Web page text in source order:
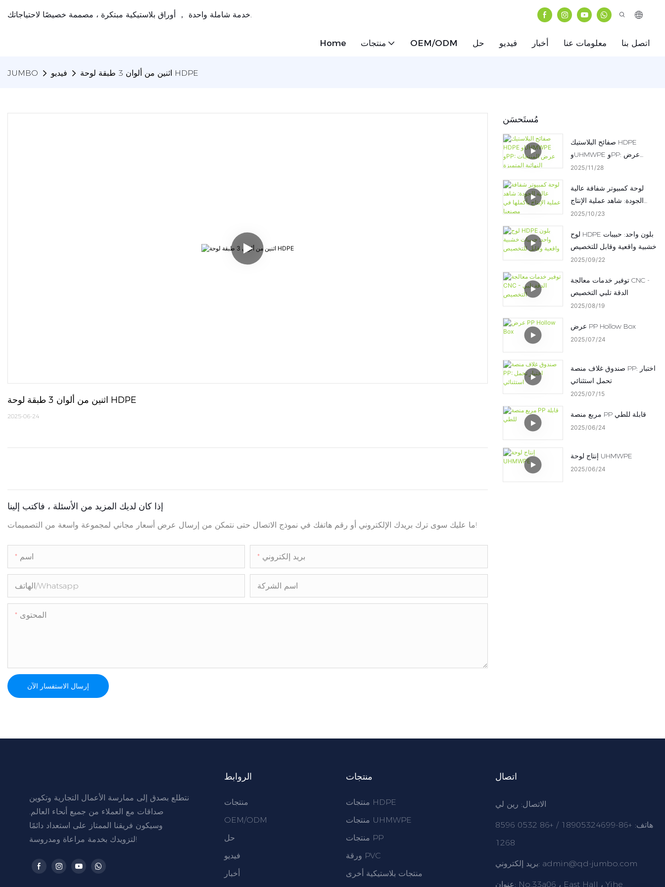
خدمة شاملة واحدة ， أوراق بلاستيكية مبتكرة ، مصممة خصيصًا لاحتياجاتك.
Home منتجات OEM/ODM حل فيديو أخبار معلومات عنا اتصل بنا
JUMBO فيديو اثنين من ألوان 3 طبقة لوحة HDPE
اثنين من ألوان 3 طبقة لوحة HDPE
2025-06-24
إذا كان لديك المزيد من الأسئلة ، فاكتب إلينا
ما عليك سوى ترك بريدك الإلكتروني أو رقم هاتفك في نموذج الاتصال حتى نتمكن من إرسال عرض أسعار مجاني لمجموعة واسعة من التصميمات!
اسم بريد إلكتروني
الهاتف/whatsapp اسم الشركة
المحتوى
إرسال الاستفسار الآن
مُستَحسَن
صفائح البلاستيك HDPE
وUHMWPE وPP: عرض
المنتجات النهائية المتميزة
2025 11 28
لوحة كمبيوتر شفافة عالية
الجودة: شاهد عملية الإنتاج
بأكملها في مصنعنا
2025 10 23
لوح HDPE بلون واحد: حبيبات
خشبية واقعية وقابل للتخصيص
2025 09 22
توفير خدمات معالجة CNC -
الدقة تلبي التخصيص
2025 08 19
عرض PP Hollow Box
2025 07 24
صندوق غلاف منصة PP: اختبار
تحمل استثنائي
2025 07 15
مربع منصة PP قابلة للطي
2025 06 24
إنتاج لوحة UHMWPE
2025 06 24
نتطلع بصدق إلى ممارسة الأعمال التجارية وتكوين
صداقات مع العملاء من جميع أنحاء العالم.
وسيكون فريقنا الممتاز على استعداد دائمًا
لتزويدك بخدمة مراعاة ومدروسة!
الروابط
منتجات
OEM/ODM
حل
فيديو
أخبار
منتجات
منتجات HDPE
منتجات UHMWPE
منتجات PP
ورقة PVC
منتجات بلاستيكية أخرى
اتصال
الاتصال: رين لي
هاتف: +86-18905324699 / +86 0532 8596
1268
بريد إلكتروني: admin@qd-jumbo.com
عنوان: No.33a06 ، East Hall ، Yihe